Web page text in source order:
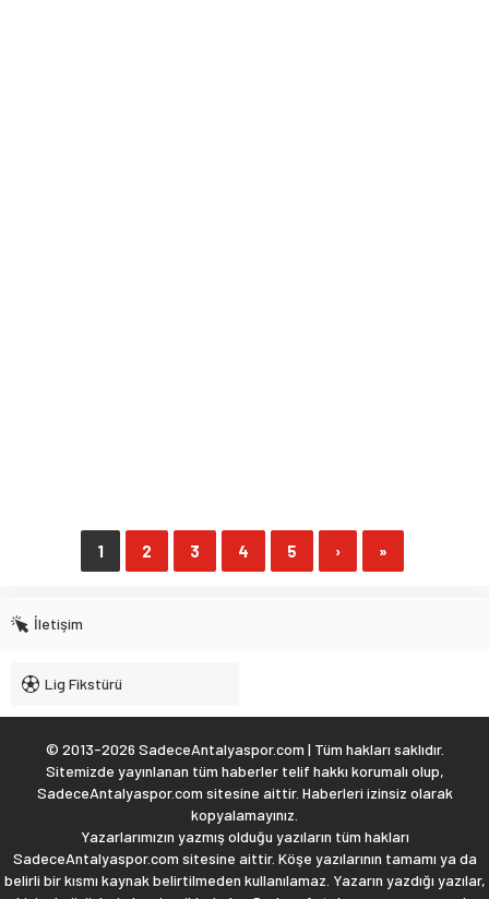
1 2 3 4 5 › »
İletişim
Lig Fikstürü
© 2013-2026 SadeceAntalyaspor.com | Tüm hakları saklıdır.
Sitemizde yayınlanan tüm haberler telif hakkı korumalı olup,
SadeceAntalyaspor.com sitesine aittir. Haberleri izinsiz olarak
kopyalamayınız.
Yazarlarımızın yazmış olduğu yazıların tüm hakları
SadeceAntalyaspor.com sitesine aittir. Köşe yazılarının tamamı ya da
belirli bir kısmı kaynak belirtilmeden kullanılamaz. Yazarın yazdığı yazılar,